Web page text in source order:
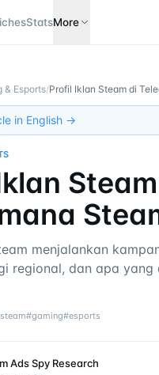
StatsMore
& Esports/Profil Iklan Steam di
in English →
menjalankan
regional, dan apa
steam#gaming#esports
Ads Spy Research